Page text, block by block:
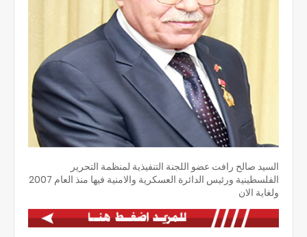
السيد صالح رافت عضو اللجنة التنفيذية لمنظمة التحرير
الفلسطينية ورئيس الدائرة العسكرية والامنية فيها منذ العام 2007
ولغاية الان